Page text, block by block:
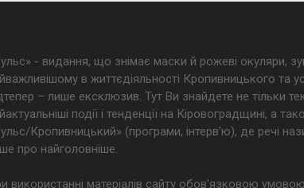
- видання, що знімає маски й рожеві окуляри,
в життєдіяльності Кропивницького та
– лише ексклюзив. Тут Ви знайдете не тільки
події і тенденції на Кіровоградщині, а
Кропивницький» (програми, інтерв’ю), де речі
про найголовніше.
використанні матеріалів сайту обов'язковою